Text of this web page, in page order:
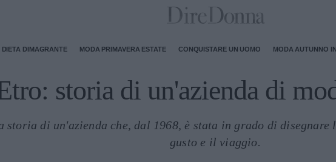
DIETA DIMAGRANTE MODA PRIMAVERA ESTATE CONQUISTARE UN UOMO MODA AUTUNNO
storia di un'azienda di
storia di un'azienda che, dal 1968, è stata in grado di
gusto e il viaggio.